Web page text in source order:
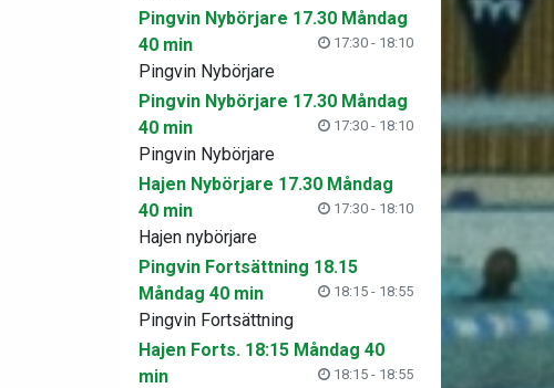
Pingvin Nybörjare 17.30 Måndag
40 min
17:30 - 18:10
Pingvin Nybörjare
Pingvin Nybörjare 17.30 Måndag
40 min
17:30 - 18:10
Pingvin Nybörjare
Hajen Nybörjare 17.30 Måndag
40 min
17:30 - 18:10
Hajen nybörjare
Pingvin Fortsättning 18.15
Måndag 40 min
18:15 - 18:55
Pingvin Fortsättning
Hajen Forts. 18:15 Måndag 40
min
18:15 - 18:55